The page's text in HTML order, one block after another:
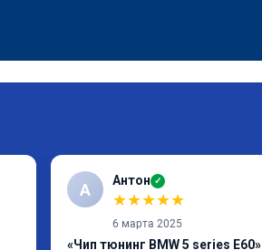
А Антон ✓
★★★★★
6 марта 2025
«Чип тюнинг BMW 5 series E60»